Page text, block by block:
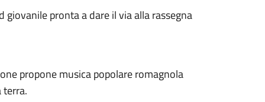
giovanile pronta a dare il via alla rassegna
propone musica popolare romagnola
terra.